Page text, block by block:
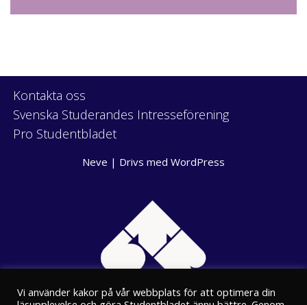
Kontakta oss
Svenska Studerandes Intresseförening
Pro Studentbladet
Neve | Drivs med WordPress
Vi använder kakor på vår webbplats för att optimera din